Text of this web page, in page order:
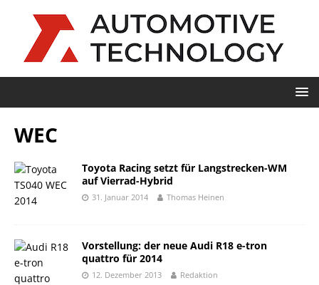
WEC
Toyota Racing setzt für Langstrecken-WM
auf Vierrad-Hybrid
31. Januar 2014 Thomas Heinen
Vorstellung: der neue Audi R18 e-tron
quattro für 2014
12. Dezember 2013 Redaktion